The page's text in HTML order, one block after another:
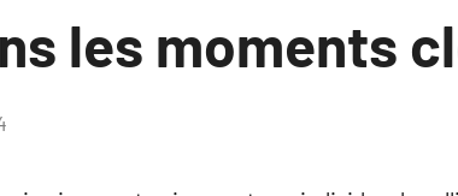
les moments